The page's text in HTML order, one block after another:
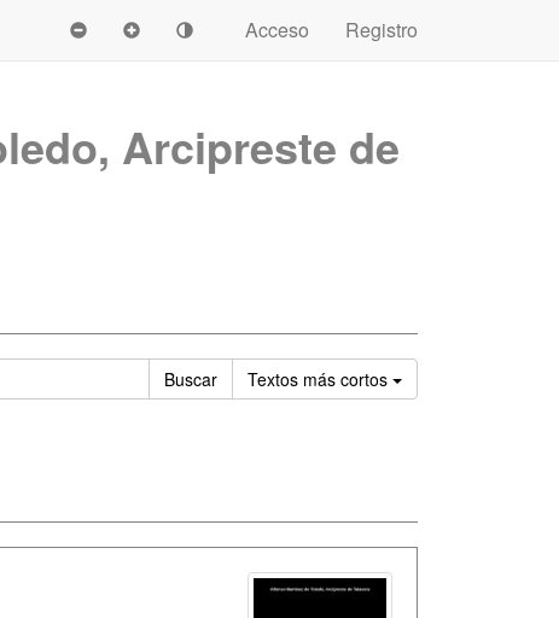
Acceso
Registro
Arcipreste de
Buscar Textos más cortos Ordenar